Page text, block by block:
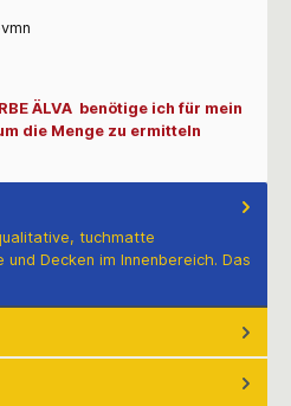
ÄLVA benötige ich für mein
die Menge zu ermitteln
tuchmatte
Decken im Innenbereich. Das